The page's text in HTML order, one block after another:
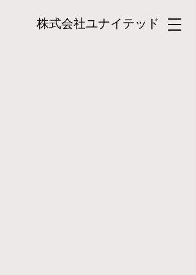
株式会社ユナイテッド